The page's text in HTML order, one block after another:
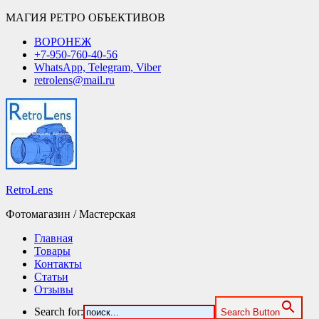
МАГИЯ РЕТРО ОБЪЕКТИВОВ
ВОРОНЕЖ
+7-950-760-40-56
WhatsApp, Telegram, Viber
retrolens@mail.ru
RetroLens
Фотомагазин / Мастерская
Главная
Товары
Контакты
Статьи
Отзывы
Search for:
Search Button